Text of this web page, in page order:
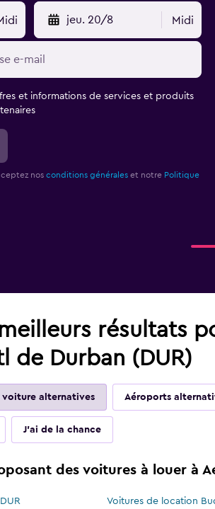
jeu. 20/8 Midi
et informations de services et produits
nos conditions généraleset notre Politique
résultats
de Durban (DUR)
alternatives Aéroports
J'ai de la chance
des voitures à louer à
Voitures de location